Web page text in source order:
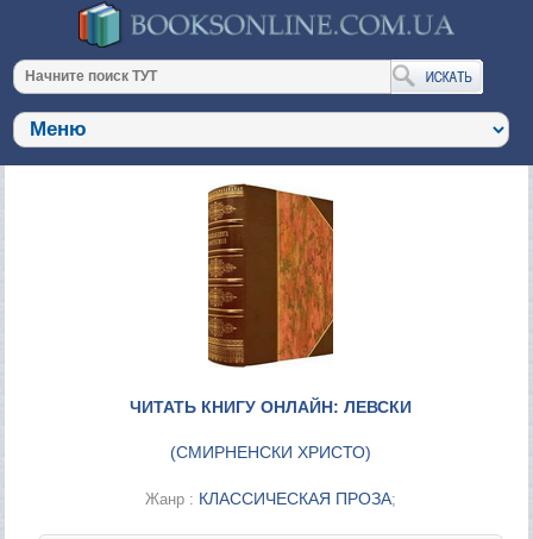
ЧИТАТЬ КНИГУ ОНЛАЙН: ЛЕВСКИ
(СМИРНЕНСКИ ХРИСТО)
Жанр : КЛАССИЧЕСКАЯ ПРОЗА;